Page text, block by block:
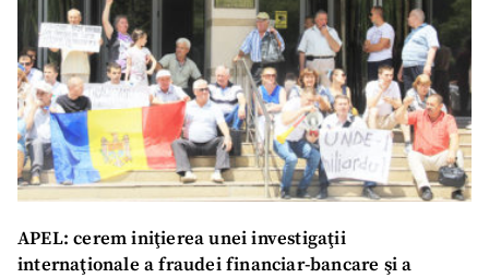
APEL: cerem iniţierea unei investigaţii
internaţionale a fraudei financiar-bancare şi a